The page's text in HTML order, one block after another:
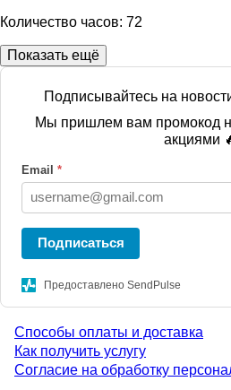
Количество часов: 72
Показать ещё
Подписывайтесь на
Мы пришлем вам промокод
акциями
Email *
Подписаться
Предоставлено SendPulse
Menu
footer
Способы оплаты и доставка
Как получить услугу
Согласие на обработку